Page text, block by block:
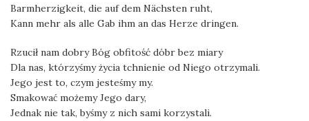
Barmherzigkeit, die auf dem Nächsten ruht,
Kann mehr als alle Gab ihm an das Herze dringen.
Rzucił nam dobry Bóg obfitość dóbr bez miary
Dla nas, którzyśmy życia tchnienie od Niego otrzymali.
Jego jest to, czym jesteśmy my.
Smakować możemy Jego dary,
Jednak nie tak, byśmy z nich sami korzystali.